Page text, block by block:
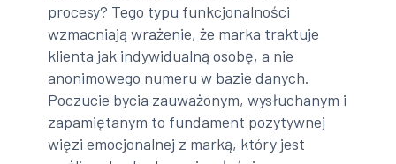
procesy? Tego typu funkcjonalności
wzmacniają wrażenie, że marka traktuje
klienta jak indywidualną osobę, a nie
anonimowego numeru w bazie danych.
Poczucie bycia zauważonym, wysłuchanym i
zapamiętanym to fundament pozytywnej
więzi emocjonalnej z marką, który jest